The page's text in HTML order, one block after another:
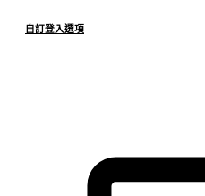
自訂登入選項